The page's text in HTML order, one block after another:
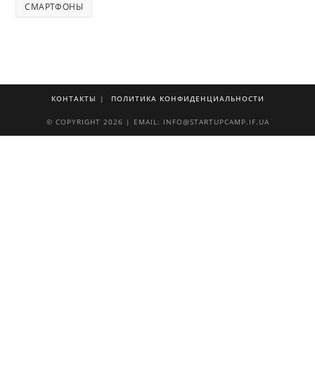
СМАРТФОНЫ
КОНТАКТЫ ПОЛИТИКА КОНФИДЕНЦИАЛЬНОСТИ
© COPYRIGHT 2026 | EMAIL: INFO@STARTUPCAMP.IF.UA